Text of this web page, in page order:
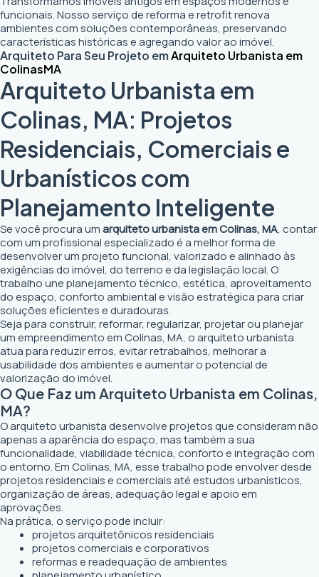
funcionais. Nosso serviço de reforma e retrofit renova
ambientes com soluções contemporâneas, preservando
características históricas e agregando valor ao imóvel.
Arquiteto Para Seu Projeto emArquiteto Urbanista em
ColinasMA
Arquiteto Urbanista em
Colinas, MA: Projetos
Residenciais, Comerciais e
Urbanísticos com
Planejamento Inteligente
Se você procura umarquiteto urbanista em Colinas, MA, contar
com um profissional especializado é a melhor forma de
desenvolver um projeto funcional, valorizado e alinhado às
exigências do imóvel, do terreno e da legislação local. O
trabalho une planejamento técnico, estética, aproveitamento
do espaço, conforto ambiental e visão estratégica para criar
soluções eficientes e duradouras.
Seja para construir, reformar, regularizar, projetar ou planejar
um empreendimento em Colinas, MA, o arquiteto urbanista
atua para reduzir erros, evitar retrabalhos, melhorar a
usabilidade dos ambientes e aumentar o potencial de
valorização do imóvel.
O Que Faz um Arquiteto Urbanista em Colinas,
MA?
O arquiteto urbanista desenvolve projetos que consideram não
apenas a aparência do espaço, mas também a sua
funcionalidade, viabilidade técnica, conforto e integração com
o entorno. Em Colinas, MA, esse trabalho pode envolver desde
projetos residenciais e comerciais até estudos urbanísticos,
organização de áreas, adequação legal e apoio em
aprovações.
Na prática, o serviço pode incluir:
projetos arquitetônicos residenciais
projetos comerciais e corporativos
reformas e readequação de ambientes